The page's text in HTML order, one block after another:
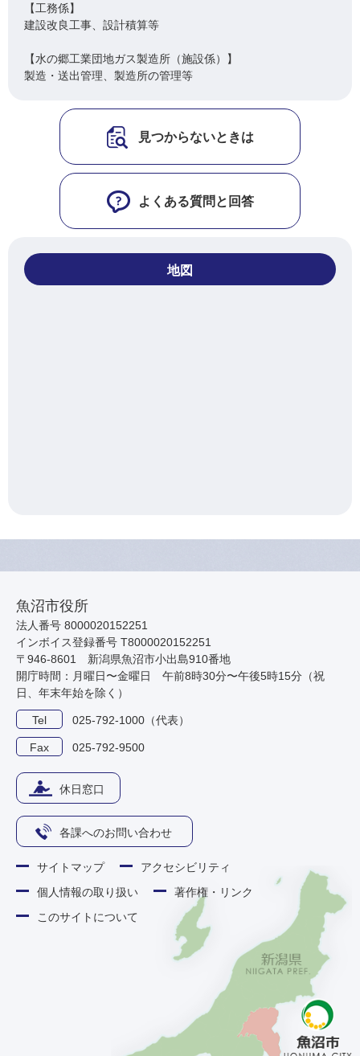
【工務係】
建設改良工事、設計積算等
【水の郷工業団地ガス製造所（施設係）】
製造・送出管理、製造所の管理等
見つからないときは
よくある質問と回答
地図
魚沼市役所
法人番号 8000020152251
インボイス登録番号 T8000020152251
〒946-8601 新潟県魚沼市小出島910番地
開庁時間：月曜日〜金曜日 午前8時30分〜午後5時15分（祝
日、年末年始を除く）
Tel 025-792-1000（代表）
Fax 025-792-9500
休日窓口
各課へのお問い合わせ
サイトマップ
アクセシビリティ
個人情報の取り扱い
著作権・リンク
このサイトについて